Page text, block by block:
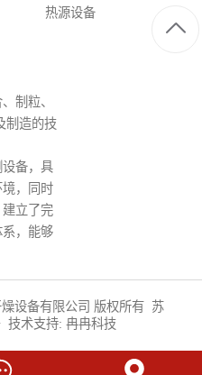
热源设备
制粒、
制造的技
备，具
，同时
立了完
，能够
设备有限公司 版权所有 苏
技术支持:冉冉科技